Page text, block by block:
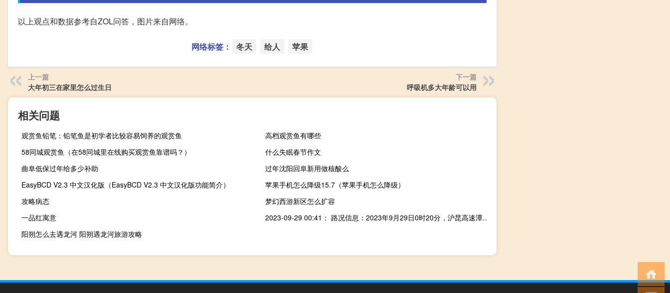
以上观点和数据参考自ZOL问答，图片来自网络。
网络标签： 冬天 给人 苹果
上一篇
大年初三在家里怎么过生日
下一篇
呼吸机多大年龄可以用
相关问题
观赏鱼铅笔：铅笔鱼是初学者比较容易饲养的观赏鱼
高档观赏鱼有哪些
58同城观赏鱼（在58同城里在线购买观赏鱼靠谱吗？）
什么失眠春节作文
曲阜低保过年给多少补助
过年沈阳回阜新用做核酸么
EasyBCD V2.3 中文汉化版（EasyBCD V2.3 中文汉化版功能简介）
苹果手机怎么降级15.7（苹果手机怎么降级）
攻略病态
梦幻西游新区怎么扩容
一品红寓意
2023-09-29 00:41： 路况信息：2023年9月29日0时20分，沪昆高速潭邵段双峰收费站附近以东K1153至K1157处西往东因车流量大造成交通通行缓慢，交通恢复正常通行时间待定。Sa85Za ​​​
阳朔怎么去遇龙河 阳朔遇龙河旅游攻略